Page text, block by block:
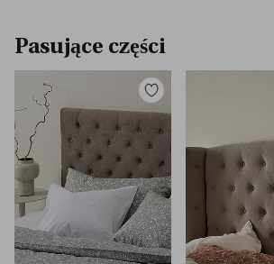
Pasujące części
Dodaj
do
ulubionych